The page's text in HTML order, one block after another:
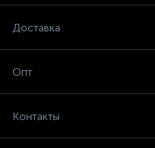
Доставка
Опт
Контакты